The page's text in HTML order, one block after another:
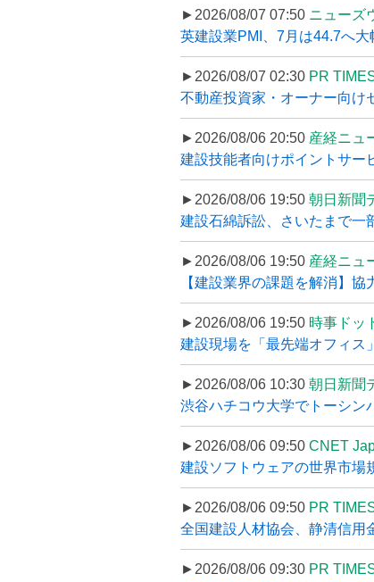
►2026/08/07 07:50 ニューズ
英建設業PMI、7月は44.7へ
►2026/08/07 02:30 PR
不動産投資家・オーナー向け
►2026/08/06 20:50 産経ニュ
建設技能者向けポイントサー
►2026/08/06 19:50 朝日新聞
建設石綿訴訟、さいたまで一
►2026/08/06 19:50 産経ニュ
【建設業界の課題を解消】
►2026/08/06 19:50 時事ドッ
建設現場を「最先端オフィス
►2026/08/06 10:30 朝日新聞
渋谷ハチコウ大学でトーシン
►2026/08/06 09:50 CNET
建設ソフトウェアの世界市場
►2026/08/06 09:50 PR
全国建設人材協会、静清信用
►2026/08/06 09:30 PR